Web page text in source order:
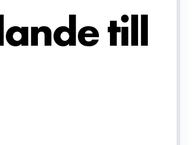
till